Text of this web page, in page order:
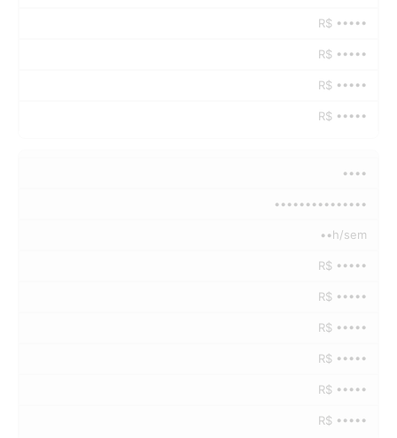
R$ •••••
R$ •••••
R$ •••••
R$ •••••
••••
•••••••••••••••
••h/sem
R$ •••••
R$ •••••
R$ •••••
R$ •••••
R$ •••••
R$ •••••